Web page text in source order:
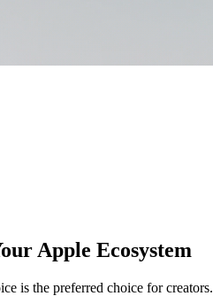
Apple Ecosystem
is the preferred choice for creators.